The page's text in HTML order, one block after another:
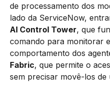
de processamento dos
lado da ServiceNow,
AI Control Tower, que
comando para monitorar
comportamento dos
Fabric, que permite o
sem precisar movê-los